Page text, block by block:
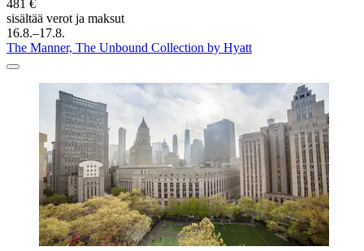
481 €
sisältää verot ja maksut
16.8.–17.8.
The Manner, The Unbound Collection by Hyatt